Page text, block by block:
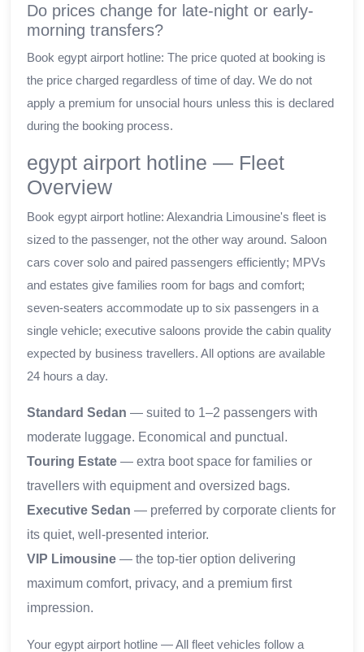
Do prices change for late-night or early-
morning transfers?
Book egypt airport hotline: The price quoted at booking is
the price charged regardless of time of day. We do not
apply a premium for unsocial hours unless this is declared
during the booking process.
egypt airport hotline — Fleet
Overview
Book egypt airport hotline: Alexandria Limousine's fleet is
sized to the passenger, not the other way around. Saloon
cars cover solo and paired passengers efficiently; MPVs
and estates give families room for bags and comfort;
seven-seaters accommodate up to six passengers in a
single vehicle; executive saloons provide the cabin quality
expected by business travellers. All options are available
24 hours a day.
Standard Sedan — suited to 1–2 passengers with
moderate luggage. Economical and punctual.
Touring Estate — extra boot space for families or
travellers with equipment and oversized bags.
Executive Sedan — preferred by corporate clients for
its quiet, well-presented interior.
VIP Limousine — the top-tier option delivering
maximum comfort, privacy, and a premium first
impression.
Your egypt airport hotline — All fleet vehicles follow a